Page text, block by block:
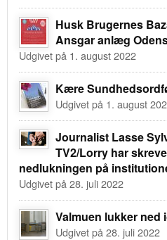
Husk Brugernes
Ansgar anlæg
Udgivet på 1. august 2022
Kære
Udgivet på 1. august
Journalist Lasse
TV2/Lorry har
nedlukningen på
Udgivet på 28. juli 2022
Valmuen lukker ned
Udgivet på 28. juli 2022